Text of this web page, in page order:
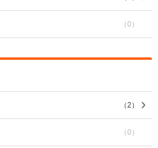
（0 ）
（2 ）
（0 ）